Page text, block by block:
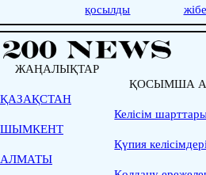
қосылды
ЖАҢАЛЫҚТАР
ҚАЗАҚСТАН
ШЫМКЕНТ
АЛМАТЫ
ҚОСЫМША
Келісім
Қүпия келісімдері